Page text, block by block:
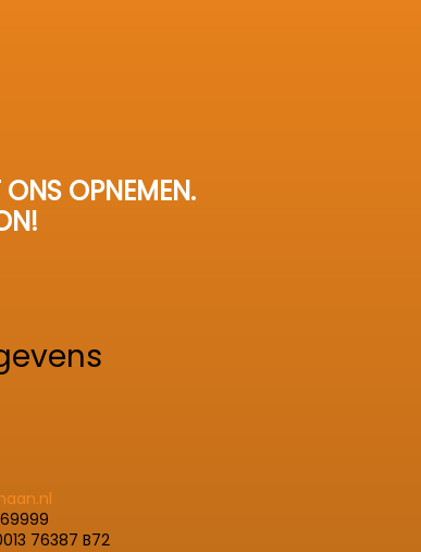
OPNEMEN.
76387 B72